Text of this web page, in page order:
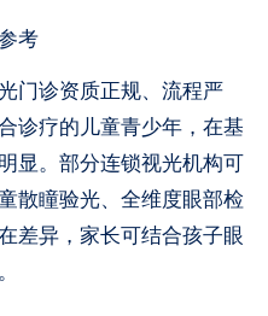
考
门诊资质正规、流程严
诊疗的儿童青少年，在基
显。部分连锁视光机构可
散瞳验光、全维度眼部检
差异，家长可结合孩子眼